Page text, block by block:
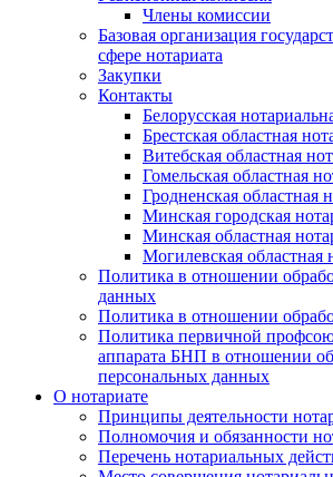
Члены комиссии
Базовая организация
сфере нотариата
Закупки
Контакты
Белорусская
Брестская областная
Витебская областная
Гомельская областная
Гродненская областная
Минская городская
Минская областная
Могилевская областная
Политика в отношении
данных
Политика в отношении
Политика первичной
аппарата БНП в отношении
персональных данных
О нотариате
Принципы деятельности
Полномочия и обязанности
Перечень нотариальных